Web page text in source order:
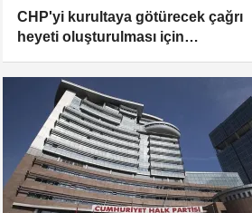
CHP'yi kurultaya götürecek çağrı
heyeti oluşturulması için